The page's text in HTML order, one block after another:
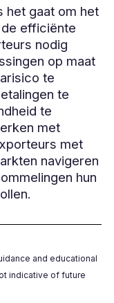
het gaat om het
efficiënte
nodig
op maat
te
te
te
met
met
navigeren
hun
and educational
indicative of future